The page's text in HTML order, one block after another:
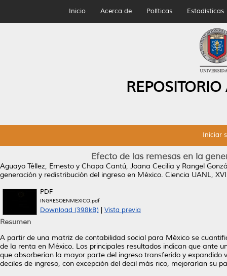
Inicio Acerca de Políticas Estadísticas
Iniciar
Efecto de las remesas en la
Aguayo Téllez, Ernesto y Chapa Cantú, Joana Cecilia y Rangel
generación y redistribución del ingreso en México. Ciencia UANL,
PDF
INGRESOENMEXICO.pdf
Download (398kB) Vista previa
Resumen
A partir de una matriz de contabilidad social para México se
de la renta en México. Los principales resultados indican que ante
que absorberían la mayor parte del ingreso transferido y
deciles de ingreso, con excepción del decil más rico, mejorarían su